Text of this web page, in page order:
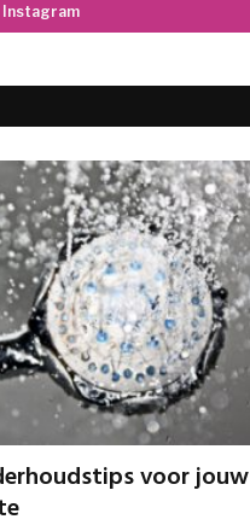
Instagram
voor jouw